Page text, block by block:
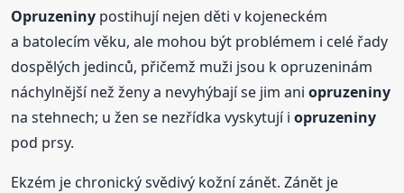
Opruzeniny postihují nejen děti v kojeneckém
a batolecím věku, ale mohou být problémem i celé řady
dospělých jedinců, přičemž muži jsou k opruzeninám
náchylnější než ženy a nevyhýbají se jim aniopruzeniny
na stehnech; u žen se nezřídka vyskytují iopruzeniny
pod prsy.
Ekzém je chronický svědivý kožní zánět. Zánět je